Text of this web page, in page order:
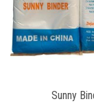
Sunny